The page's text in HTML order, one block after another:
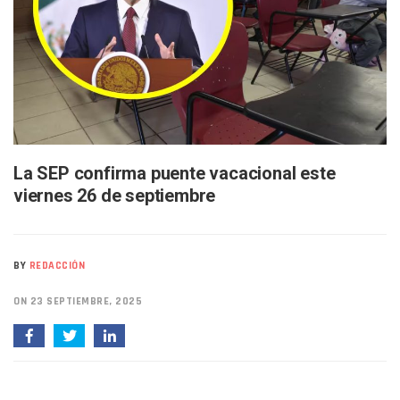
Arquitecto Luis Munguía Reconoce La Labor Del Personal
Semana Lluviosa Para Puerto Vallarta Con Tormentas Y
Voces Del Orgullo Distingue A Referentes De La
Partido Verde Conforma Su 12.º “Ejército Del Verde” En
Buques Mexicanos Parten A Venezuela Con 718
Nuevo Transporte Eléctrico En Puerto Vallarta: Rutas,
En Vallarta, Todos Los Camiones Deben De Tener Aire
Centro De Autismo Es Un Parteaguas Para Vallarta Y
Jóvenes En Movimiento Jalisco Renueva Su Dirigencia
En PV Encabezan Preferencias Morena Y Juan Carlos
IMSS Invierte 12.6 MDP En Remodelar Urgencias Del
La SEP confirma puente vacacional este
viernes 26 de septiembre
BY REDACCIÓN
ON 23 SEPTIEMBRE, 2025